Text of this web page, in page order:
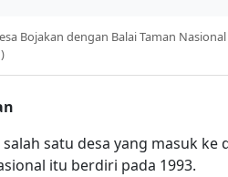
Bojakan dengan Balai Taman
salah satu desa yang masuk
itu berdiri pada 1993.